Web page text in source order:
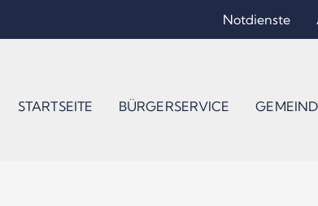
Notdienste
STARTSEITE BÜRGERSERVICE